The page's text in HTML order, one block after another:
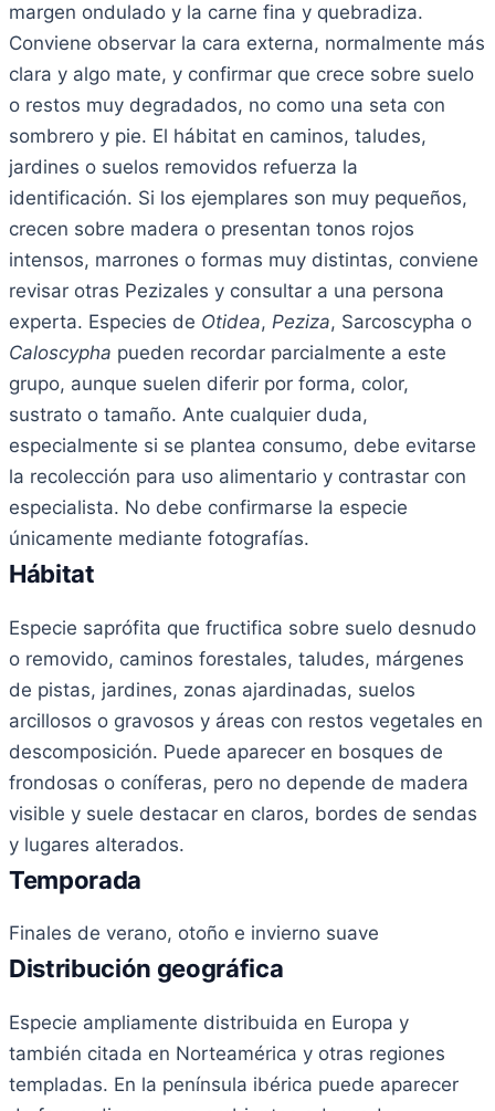
margen ondulado y la carne fina y quebradiza.
Conviene observar la cara externa, normalmente más
clara y algo mate, y confirmar que crece sobre suelo
o restos muy degradados, no como una seta con
sombrero y pie. El hábitat en caminos, taludes,
jardines o suelos removidos refuerza la
identificación. Si los ejemplares son muy pequeños,
crecen sobre madera o presentan tonos rojos
intensos, marrones o formas muy distintas, conviene
revisar otras Pezizales y consultar a una persona
experta. Especies de Otidea, Peziza, Sarcoscypha o
Caloscypha pueden recordar parcialmente a este
grupo, aunque suelen diferir por forma, color,
sustrato o tamaño. Ante cualquier duda,
especialmente si se plantea consumo, debe evitarse
la recolección para uso alimentario y contrastar con
especialista. No debe confirmarse la especie
únicamente mediante fotografías.
Hábitat
Especie saprófita que fructifica sobre suelo desnudo
o removido, caminos forestales, taludes, márgenes
de pistas, jardines, zonas ajardinadas, suelos
arcillosos o gravosos y áreas con restos vegetales en
descomposición. Puede aparecer en bosques de
frondosas o coníferas, pero no depende de madera
visible y suele destacar en claros, bordes de sendas
y lugares alterados.
Temporada
Finales de verano, otoño e invierno suave
Distribución geográfica
Especie ampliamente distribuida en Europa y
también citada en Norteamérica y otras regiones
templadas. En la península ibérica puede aparecer